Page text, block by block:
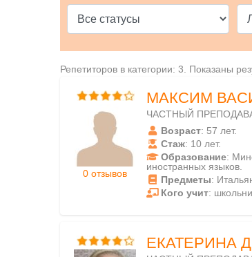
Репетиторов в категории: 3. Показаны
0 отзывов
МАКСИМ
ЧАСТНЫЙ
Возраст: 57 лет.
Стаж: 10 лет.
Образование:
иностранных языков.
Предметы:
Кого учит:
ЕКАТЕРИНА